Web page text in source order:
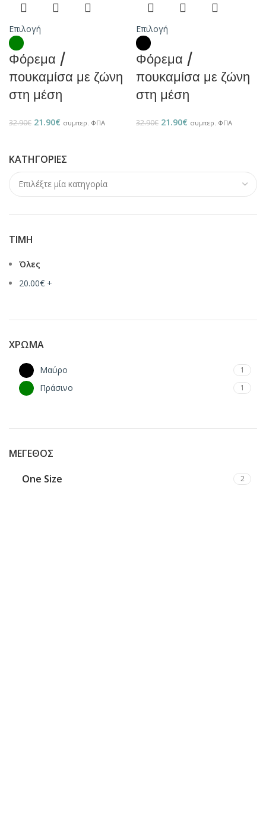
ΚΑΤΗΓΟΡΊΕΣ
ΤΙΜΉ
Όλες
20.00€ +
ΧΡΏΜΑ
Μαύρο 1
Πράσινο 1
ΜΈΓΕΘΟΣ
One Size
2
Επιλογή
Φόρεμα /
πουκαμίσα με ζώνη
στη μέση
32.90€ 21.90€ συμπερ. ΦΠΑ
Επιλογή
Φόρεμα /
πουκαμίσα με ζώνη
στη μέση
32.90€ 21.90€ συμπερ. ΦΠΑ